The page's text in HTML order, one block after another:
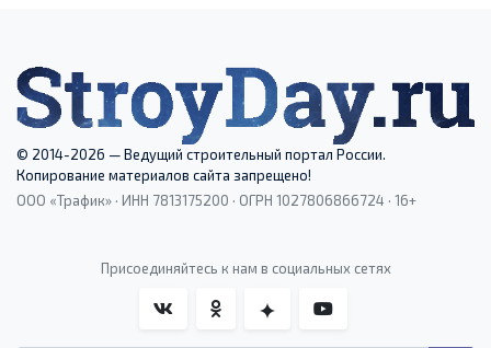
© 2014-2026 — Ведущий строительный портал России.
Копирование материалов сайта запрещено!
ООО «Трафик» · ИНН 7813175200 · ОГРН 1027806866724 · 16+
Присоединяйтесь к нам в социальных сетях